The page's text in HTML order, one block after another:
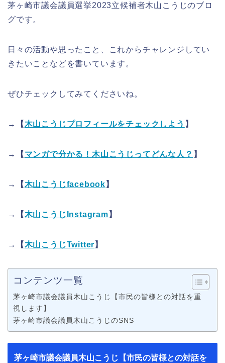
茅ヶ崎市議会議員選挙2023立候補者木山こうじのブロ
グです。
日々の活動や思ったこと、これからチャレンジしてい
きたいことなどを書いています。
ぜひチェックしてみてくださいね。
→【木山こうじプロフィールをチェックしよう 】
→【 マンガで分かる！木山こうじってどんな人？ 】
→【木山こうじfacebook 】
→【木山こうじInstagram 】
→【木山こうじTwitter 】
コンテンツ一覧
茅ヶ崎市議会議員木山こうじ【市民の皆様との対話を重
視します】
茅ヶ崎市議会議員木山こうじのSNS
茅ヶ崎市議会議員木山こうじ【市民の皆様との対話を